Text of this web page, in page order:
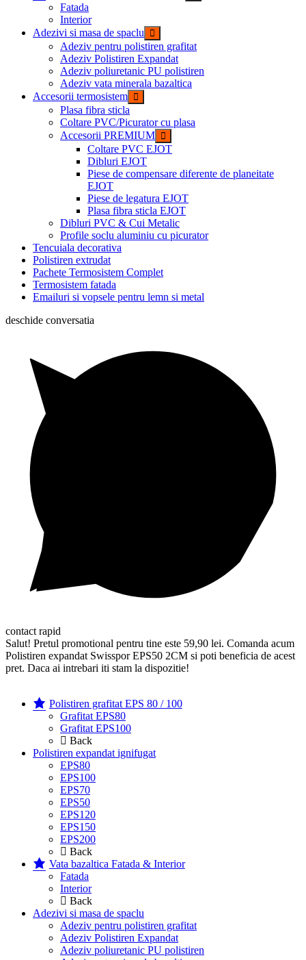
Fatada
Interior
Adezivi si masa de spaclu
Adeziv pentru polistiren grafitat
Adeziv Polistiren Expandat
Adeziv poliuretanic PU polistiren
Adeziv vata minerala bazaltica
Accesorii termosistem
Plasa fibra sticla
Coltare PVC/Picurator cu plasa
Accesorii PREMIUM
Coltare PVC EJOT
Dibluri EJOT
Piese de compensare diferente de planeitate
EJOT
Piese de legatura EJOT
Plasa fibra sticla EJOT
Dibluri PVC & Cui Metalic
Profile soclu aluminiu cu picurator
Tencuiala decorativa
Polistiren extrudat
Pachete Termosistem Complet
Termosistem fatada
Emailuri si vopsele pentru lemn si metal
deschide conversatia
contact rapid
Salut! Pretul promotional pentru tine este 59,90 lei. Comanda acum
Polistiren expandat Swisspor EPS50 2CM si poti beneficia de acest
pret. Daca ai intrebari iti stam la dispozitie!
Polistiren grafitat EPS 80 / 100
Grafitat EPS80
Grafitat EPS100
Back
Polistiren expandat ignifugat
EPS80
EPS100
EPS70
EPS50
EPS120
EPS150
EPS200
Back
Vata bazaltica Fatada & Interior
Fatada
Interior
Back
Adezivi si masa de spaclu
Adeziv pentru polistiren grafitat
Adeziv Polistiren Expandat
Adeziv poliuretanic PU polistiren